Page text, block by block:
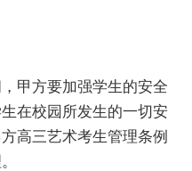
甲方要加强学生的安全
在校园所发生的一切安
高三艺术考生管理条例